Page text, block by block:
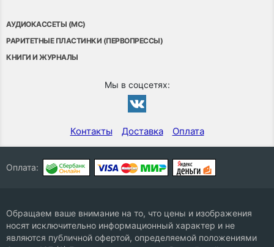
АУДИОКАССЕТЫ (MC)
РАРИТЕТНЫЕ ПЛАСТИНКИ (ПЕРВОПРЕССЫ)
КНИГИ И ЖУРНАЛЫ
Мы в соцсетях:
Контакты Доставка Оплата
Оплата:
Обращаем ваше внимание на то, что цены и изображения
носят исключительно информационный характер и не
являются публичной офертой, определяемой положениями